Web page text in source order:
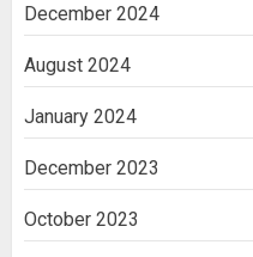
December 2024
August 2024
January 2024
December 2023
October 2023